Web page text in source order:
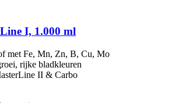
I, 1.000 ml
met Fe, Mn, Zn, B, Cu, Mo
rijke bladkleuren
II & Carbo